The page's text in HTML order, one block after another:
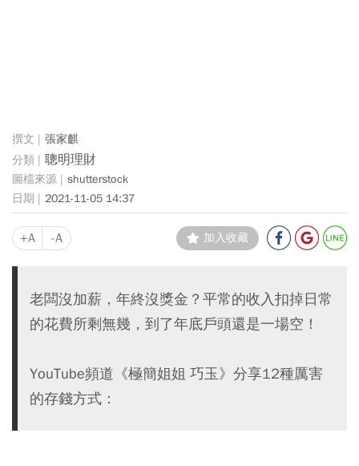
張家麒
聰明理財
shutterstock
2021-11-05 14:37
+A -A 加入收藏
老闆沒加薪，年終沒獎金？平常的收入扣掉日常
的花費所剩無幾，到了年底戶頭還是一場空！
YouTube頻道《極簡姐姐 巧玉》分享12種厲害
的存錢方式：